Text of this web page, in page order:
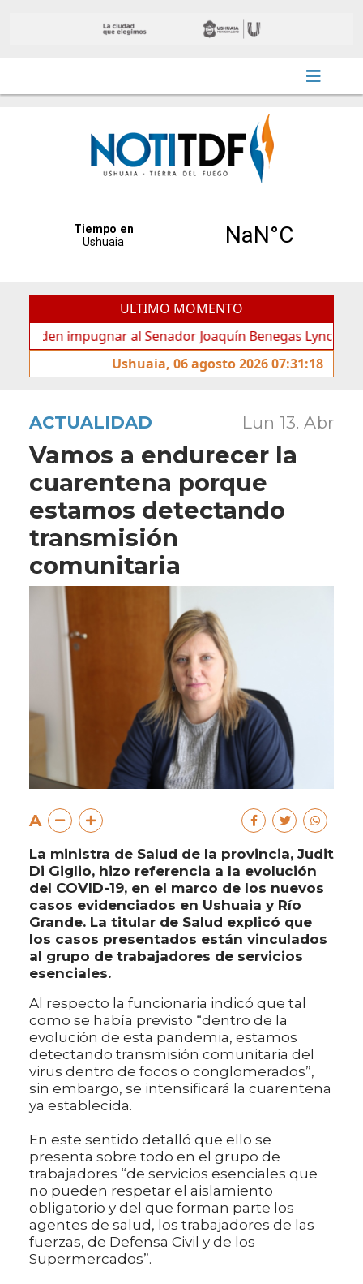
ULTIMO MOMENTO
impugnar al Senador Joaquín Benegas Lynch por
Ushuaia, 06 agosto 2026 07:31:18
ACTUALIDAD Lun 13. Abr
Vamos a endurecer la
cuarentena porque
estamos detectando
transmisión
comunitaria
A
La ministra de Salud de la provincia, Judit
Di Giglio, hizo referencia a la evolución
del COVID-19, en el marco de los nuevos
casos evidenciados en Ushuaia y Río
Grande. La titular de Salud explicó que
los casos presentados están vinculados
al grupo de trabajadores de servicios
esenciales.
Al respecto la funcionaria indicó que tal
como se había previsto “dentro de la
evolución de esta pandemia, estamos
detectando transmisión comunitaria del
virus dentro de focos o conglomerados”,
sin embargo, se intensificará la cuarentena
ya establecida.
En este sentido detalló que ello se
presenta sobre todo en el grupo de
trabajadores “de servicios esenciales que
no pueden respetar el aislamiento
obligatorio y del que forman parte los
agentes de salud, los trabajadores de las
fuerzas, de Defensa Civil y de los
Supermercados”.